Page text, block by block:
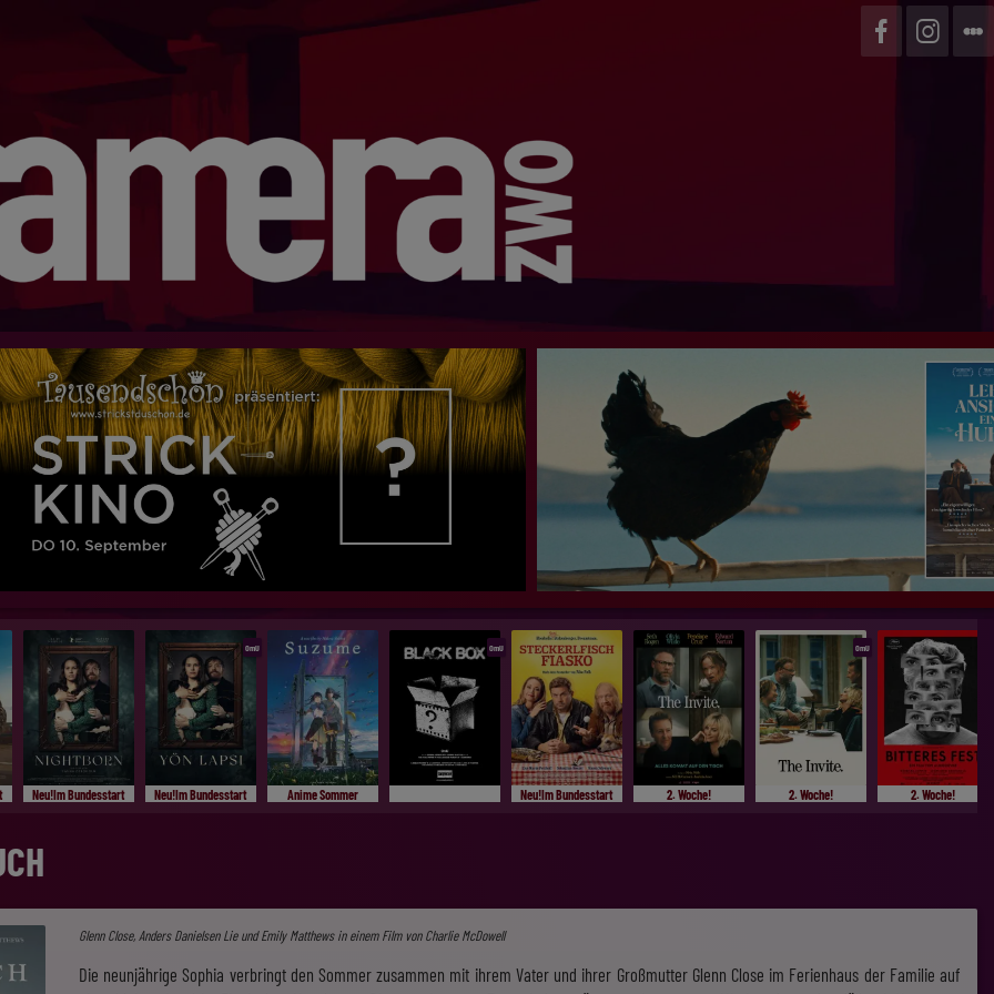
Neu!Im Bundesstart
OmU
Neu!Im Bundesstart Anime Sommer
OmU
Neu!Im Bundesstart 2. Woche!
OmU
2. Woche! 2. Woche!
Glenn Close, Anders Danielsen Lie und Emily Matthews in einem Film von Charlie McDowell
Die neunjährige Sophia verbringt den Sommer zusammen mit ihrem Vater und ihrer Großmutter Glenn Close im Ferienhaus der Familie auf